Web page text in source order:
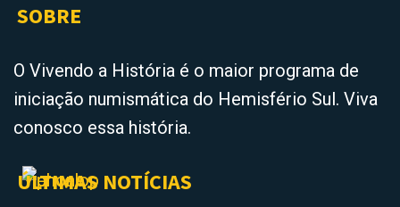
SOBRE
O Vivendo a História é o maior programa de
iniciação numismática do Hemisfério Sul. Viva
conosco essa história.
ÚLTIMAS NOTÍCIAS